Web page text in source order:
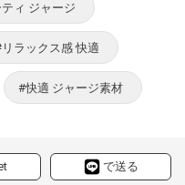
で送る
ィ ジャージ
ラックス感 快適
#快適 ジャージ素材